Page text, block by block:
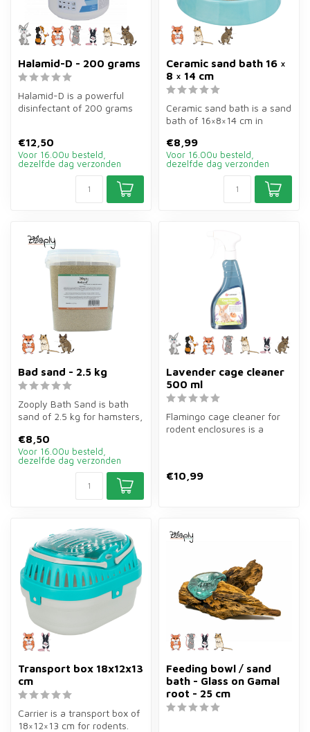
Halamid-D - 200 grams
Halamid-D is a powerful
disinfectant of 200 grams
€12,50
Voor 16.00u besteld,
dezelfde dag verzonden
Ceramic sand bath 16 ×
8 × 14 cm
Ceramic sand bath is a sand
bath of 16×8×14 cm in
ger...
€8,99
Voor 16.00u besteld,
dezelfde dag verzonden
Bad sand - 2.5 kg
Zooply Bath Sand is bath
sand of 2.5 kg for hamsters,
€8,50
Voor 16.00u besteld,
dezelfde dag verzonden
Lavender cage cleaner
500 ml
Flamingo cage cleaner for
rodent enclosures is a
€10,99
Transport box 18x12x13
cm
Carrier is a transport box of
18×12×13 cm for rodents.
Feeding bowl / sand
bath - Glass on Gamal
root - 25 cm